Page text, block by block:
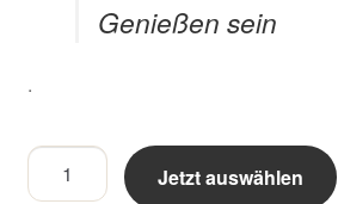
Genießen sein
.
Unser
Leben
Jetzt auswählen